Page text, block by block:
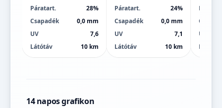
Páratart.
28%
Csapadék
0,0 mm
UV
7,6
Látótáv
10 km
Páratart.
24%
Csapadék
0,0 mm
UV
7,1
Látótáv
10 km
UV
Látótáv
14 napos grafikon